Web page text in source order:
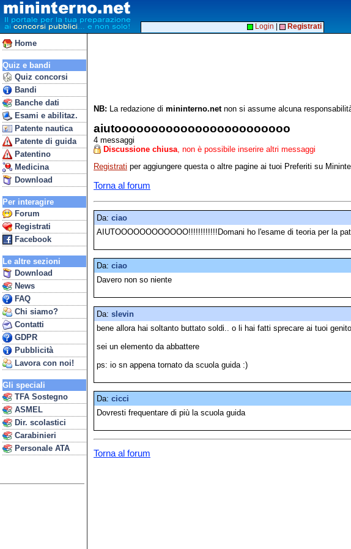
Home
Quiz e bandi
Quiz concorsi
Bandi
Banche dati
Esami e abilitaz.
Patente nautica
Patente di guida
Patentino
Medicina
Download
Per interagire
Forum
Registrati
Facebook
Le altre sezioni
Download
News
FAQ
Chi siamo?
Contatti
GDPR
Pubblicità
Lavora con noi!
Gli speciali
TFA Sostegno
ASMEL
Dir. scolastici
Carabinieri
Personale ATA
Login Registrati
NB: La redazione di mininterno.netnon si assume alcuna
aiutoooooooooooooooooooooooo
4 messaggi
Discussione chiusa , non è possibile inserire altri messaggi
Registrati per aggiungere questa o altre pagine ai tuoi Preferiti su
Torna al forum
Da: ciao
AIUTOOOOOOOOOOOO!!!!!!!!!!!!Domani ho l'esame di teoria per la
Da: ciao
Davero non so niente
Da: slevin
bene allora hai soltanto buttato soldi.. o li hai fatti sprecare ai tuoi
sei un elemento da abbattere
ps: io sn appena tornato da scuola guida :)
Da: cicci
Dovresti frequentare di più la scuola guida
Torna al forum